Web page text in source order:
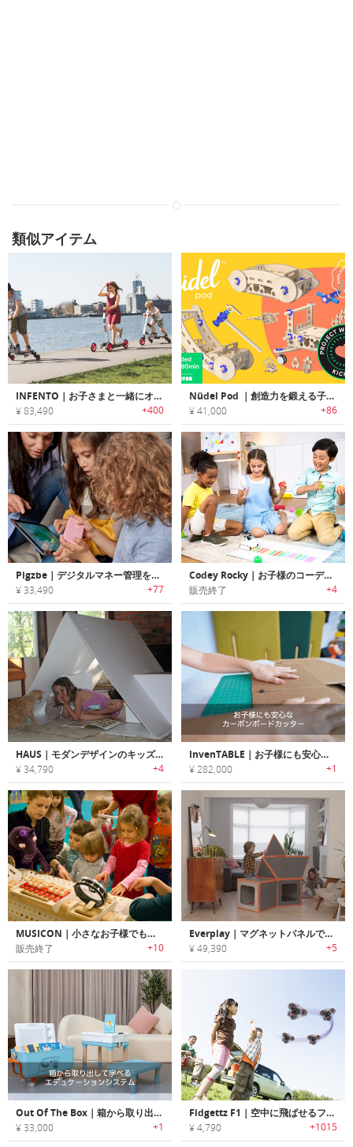
類似アイテム
INFENTO｜お子さまと一緒にオリジナルの乗り物が組み立て可能なビルドキット「インフェント」
¥ 83,490 +400
Nüdel Pod ｜創造力を鍛える子供用DIYおもちゃ
¥ 41,000 +86
Pigzbe｜デジタルマネー管理をお子様に教えられるファイナンシャル教育デバイス「ピッグズビー」
¥ 33,490 +77
Codey Rocky｜お子様のコーディング学習をサポートするAI搭載STEM教育ロボット「コーディーロッキー」
販売終了 +4
HAUS｜モダンデザインのキッズプレイハウス「ハウス」
¥ 34,790 +4
InvenTABLE｜お子様にも安心なカーボンボードカッター
¥ 282,000 +1
MUSICON｜小さなお子様でも簡単に音楽を楽しめるクリエイティブな木製打楽器「ミュージコン」
販売終了 +10
Everplay｜マグネットパネルで組み立てるキッズプレイハウス「エバープレイ」
¥ 49,390 +5
Out Of The Box｜箱から取り出して学べるエデュケーションシステム「アウトオブザボックス」
¥ 33,000 +1
Fidgettz F1｜空中に飛ばせるフィジェットスピナー「フィジェッツF1」
¥ 4,790 +1015